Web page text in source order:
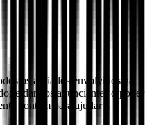
os afiliados envolvidos na
e dar aos anunciantes o poder
contam para ajudar a